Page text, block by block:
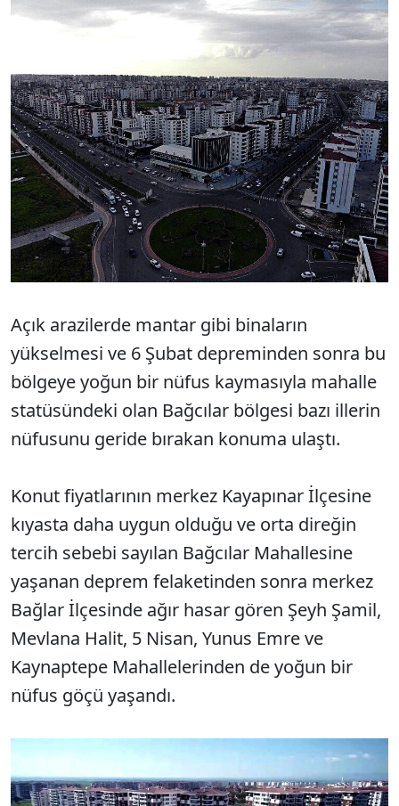
Açık arazilerde mantar gibi binaların
yükselmesi ve 6 Şubat depreminden sonra bu
bölgeye yoğun bir nüfus kaymasıyla mahalle
statüsündeki olan Bağcılar bölgesi bazı illerin
nüfusunu geride bırakan konuma ulaştı.
Konut fiyatlarının merkez Kayapınar İlçesine
kıyasta daha uygun olduğu ve orta direğin
tercih sebebi sayılan Bağcılar Mahallesine
yaşanan deprem felaketinden sonra merkez
Bağlar İlçesinde ağır hasar gören Şeyh Şamil,
Mevlana Halit, 5 Nisan, Yunus Emre ve
Kaynaptepe Mahallelerinden de yoğun bir
nüfus göçü yaşandı.